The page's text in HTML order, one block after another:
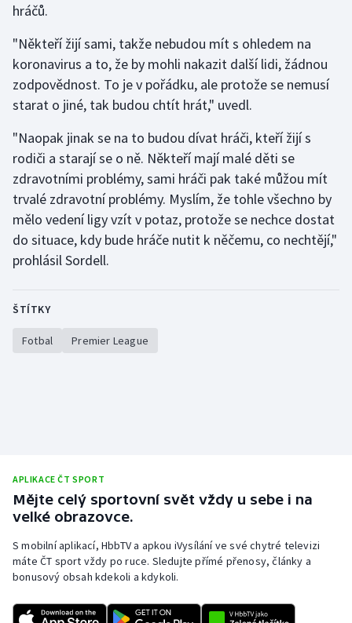
Stolní tenis
Triatlon
Veslování
Vodní slalom
Volejbal
Ostatní
hráčů.
"Někteří žijí sami, takže nebudou mít s ohledem na
koronavirus a to, že by mohli nakazit další lidi, žádnou
zodpovědnost. To je v pořádku, ale protože se nemusí
starat o jiné, tak budou chtít hrát," uvedl.
"Naopak jinak se na to budou dívat hráči, kteří žijí s
rodiči a starají se o ně. Někteří mají malé děti se
zdravotními problémy, sami hráči pak také můžou mít
trvalé zdravotní problémy. Myslím, že tohle všechno by
mělo vedení ligy vzít v potaz, protože se nechce dostat
do situace, kdy bude hráče nutit k něčemu, co nechtějí,"
prohlásil Sordell.
ŠTÍTKY
Fotbal Premier League
APLIKACE ČT SPORT
Mějte celý sportovní svět vždy u sebe i na
velké obrazovce.
S mobilní aplikací, HbbTV a apkou iVysílání ve své chytré televizi
máte ČT sport vždy po ruce. Sledujte přímé přenosy, články a
bonusový obsah kdekoli a kdykoli.